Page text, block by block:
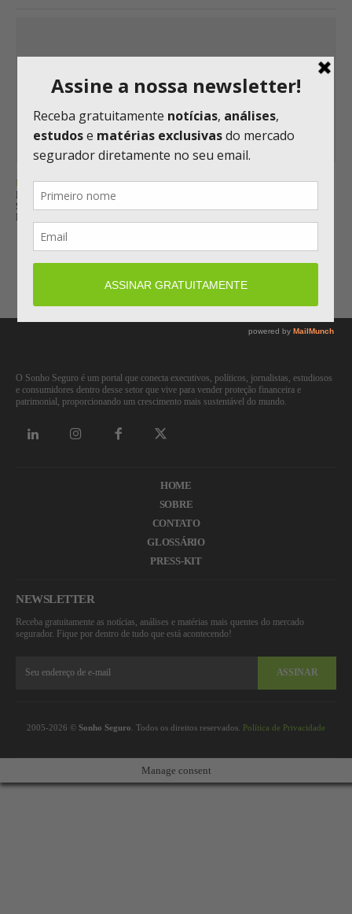
MUNICH RE
DESASTRES NATURAIS CAUSAM US$ 112 BI EM PERDAS NO
SEMESTRE; CALOR EXTREMO E RISCO DE SUPER EL NIÑO
PREOCUPAM SEGURADORAS
Carregar mais
O Sonho Seguro é um portal que conecta executivos, políticos, jornalistas, estudiosos
e consumidores dentro desse setor que vive para vender proteção financeira e
patrimonial, proporcionando um crescimento mais sustentável do mundo.
HOME
SOBRE
CONTATO
GLOSSÁRIO
PRESS-KIT
NEWSLETTER
Receba gratuitamente as notícias, análises e matérias mais quentes do mercado
segurador. Fique por dentro de tudo que está acontecendo!
ASSINAR
2005-2026 © Sonho Seguro . Todos os direitos reservados. Política de Privacidade
Manage consent